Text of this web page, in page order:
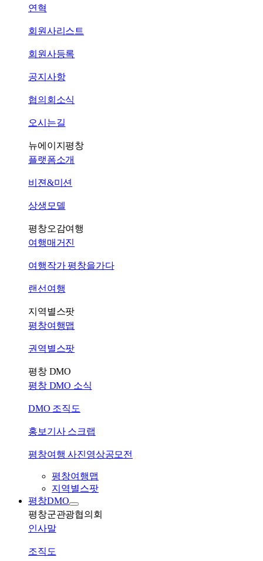
연혁
회원사리스트
회원사등록
공지사항
협의회소식
오시는길
뉴에이지평창
플랫폼소개
비젼&미션
상생모델
평창오감여행
여행매거진
여행작가 평창을가다
랜선여행
지역별스팟
평창여행맵
권역별스팟
평창 DMO
평창 DMO 소식
DMO 조직도
홍보기사 스크랩
평창여행 사진영상공모전
평창여행맵
지역별스팟
평창DMO
평창군관광협의회
인사말
조직도